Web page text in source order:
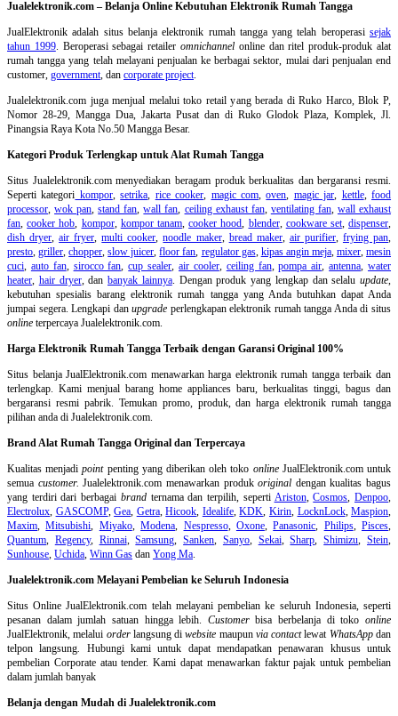
Jualelektronik.com – Belanja Online Kebutuhan Elektronik Rumah Tangga
JualElektronik adalah situs belanja elektronik rumah tanggayang telah beroperasisejak
tahun 1999. Beroperasi sebagai retaileromnichannel online dan ritel produk-produk alat
rumah tangga yang telah melayani penjualan ke berbagai sektor, mulai dari penjualan end
customer, government, dan corporate project.
Jualelektronik.com juga menjual melalui toko retail yang berada di Ruko Harco, Blok P,
Nomor 28-29, Mangga Dua, Jakarta Pusat dan di Ruko Glodok Plaza, Komplek, Jl.
Pinangsia Raya Kota No.50 Mangga Besar.
Kategori Produk Terlengkap untuk Alat Rumah Tangga
Situs Jualelektronik.com menyediakan beragam produk berkualitas dan bergaransi resmi.
Seperti kategori kompor,setrika, rice cooker, magic com,oven, magic jar, kettle,food
processor,wok pan,stand fan,wall fan, ceiling exhaust fan, ventilating fan, wall exhaust
fan,cooker hob, kompor, kompor tanam,cooker hood, blender, cookware set,dispenser,
dish dryer,air fryer,multi cooker,noodle maker, bread maker, air purifier, frying pan,
presto,griller,chopper,slow juicer,floor fan, regulator gas, kipas angin meja, mixer,mesin
cuci, auto fan, sirocco fan,cup sealer,air cooler, ceiling fan,pompa air,antenna,water
heater, hair dryer, dan banyak lainnya. Dengan produk yang lengkap dan selalu update,
kebutuhan spesialis barang elektronik rumah tangga yang Anda butuhkan dapat Anda
jumpai segera. Lengkapi danupgrade perlengkapan elektronik rumah tangga Anda di situs
online terpercaya Jualelektronik.com.
Harga Elektronik Rumah Tangga Terbaik dengan Garansi Original 100%
Situs belanjaJualElektronik.com menawarkan harga elektronik rumah tangga terbaik dan
terlengkap. Kami menjual barang home appliances baru, berkualitas tinggi, bagus dan
bergaransi resmi pabrik. Temukan promo, produk, dan harga elektronik rumah tangga
pilihan anda di Jualelektronik.com.
Brand Alat Rumah Tangga Original dan Terpercaya
Kualitas menjadipointpenting yang diberikan oleh toko onlineJualElektronik.com untuk
semua customer. Jualelektronik.com menawarkan produkoriginal dengan kualitas bagus
yang terdiri dari berbagai brandternama dan terpilih, seperti Ariston,Cosmos,Denpoo,
Electrolux, GASCOMP,Gea, Getra,Hicook, Idealife,KDK, Kirin, LocknLock,Maspion,
Maxim,Mitsubishi, Miyako,Modena, Nespresso, Oxone,Panasonic, Philips, Pisces,
Quantum, Regency, Rinnai,Samsung,Sanken, Sanyo, Sekai,Sharp,Shimizu,Stein,
Sunhouse, Uchida, Winn Gas dan Yong Ma.
Jualelektronik.com Melayani Pembelian ke Seluruh Indonesia
Situs Online JualElektronik.com telah melayani pembelian ke seluruh Indonesia, seperti
pesanan dalam jumlah satuan hingga lebih. Customerbisa berbelanja di tokoonline
JualElektronik, melalui orderlangsung diwebsite maupun via contactlewat WhatsAppdan
telpon langsung. Hubungi kami untuk dapat mendapatkan penawaran khusus untuk
pembelian Corporate atau tender. Kami dapat menawarkan faktur pajak untuk pembelian
dalam jumlah banyak
Belanja dengan Mudah di Jualelektronik.com